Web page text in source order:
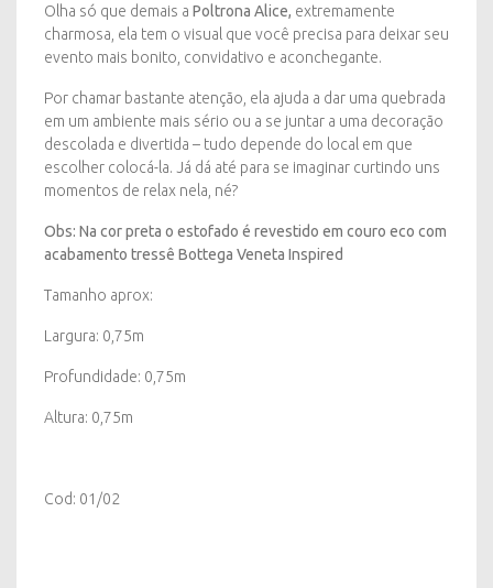
Olha só que demais a Poltrona Alice, extremamente
charmosa, ela tem o visual que você precisa para deixar seu
evento mais bonito, convidativo e aconchegante.
Por chamar bastante atenção, ela ajuda a dar uma quebrada
em um ambiente mais sério ou a se juntar a uma decoração
descolada e divertida – tudo depende do local em que
escolher colocá-la. Já dá até para se imaginar curtindo uns
momentos de relax nela, né?
Obs: Na cor preta o estofado é revestido em couro eco com
acabamento tressê Bottega Veneta Inspired
Tamanho aprox:
Largura: 0,75m
Profundidade: 0,75m
Altura: 0,75m
Cod: 01/02